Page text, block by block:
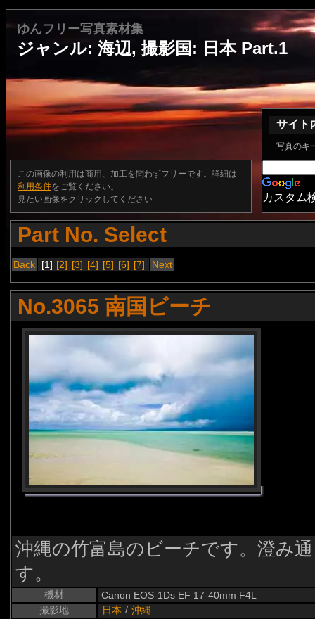
ゆんフリー写真素材集
ジャンル: 海辺, 撮影国: 日本 Part.1
この画像の利用は商用、加工を問わずフリーです。詳細は
利用条件をご覧ください。
見たい画像をクリックしてください
サイト
写真のキ
カスタム
Part No. Select
Back [1] [2] [3] [4] [5] [6] [7] Next
No.3065 南国ビーチ
沖縄の竹富島のビーチです。澄み
す。
機材
Canon EOS-1Ds EF 17-40mm F4L
撮影地
日本 / 沖縄